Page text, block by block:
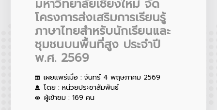
มหาวิทยาลัยเชียงใหม่ จัด
โครงการส่งเสริมการเรียนรู้
ภาษาไทยสำหรับนักเรียนและ
ชุมชนบนพื้นที่สูง ประจำปี
พ.ศ. 2569
เผยแพร่เมื่อ : จันทร์ 4 พฤษภาคม 2569
โดย : หน่วยประชาสัมพันธ์
ผู้เข้าชม : 169 คน